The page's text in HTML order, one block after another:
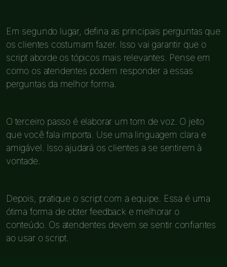
Em segundo lugar, defina as principais perguntas que
os clientes costumam fazer. Isso vai garantir que o
script aborde os tópicos mais relevantes. Pense em
como os atendentes podem responder a essas
perguntas da melhor forma.
O terceiro passo é elaborar um tom de voz. O jeito
que você fala importa. Use uma linguagem clara e
amigável. Isso ajudará os clientes a se sentirem à
vontade.
Depois, pratique o script com a equipe. Essa é uma
ótima forma de obter feedback e melhorar o
conteúdo. Os atendentes devem se sentir confiantes
ao usar o script.